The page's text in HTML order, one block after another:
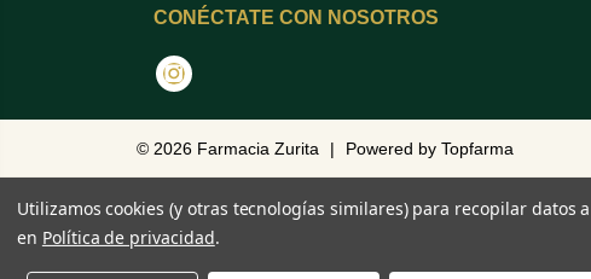
CONÉCTATE CON NOSOTROS
Instagram
© 2026 Farmacia Zurita | Powered by Topfarma
Utilizamos cookies (y otras tecnologías similares) para recopilar
en Política de privacidad.